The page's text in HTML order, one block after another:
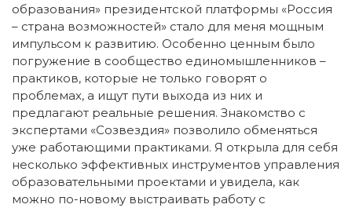
образования» президентской платформы «Россия
– страна возможностей» стало для меня мощным
импульсом к развитию. Особенно ценным было
погружение в сообщество единомышленников –
практиков, которые не только говорят о
проблемах, а ищут пути выхода из них и
предлагают реальные решения. Знакомство с
экспертами «Созвездия» позволило обменяться
уже работающими практиками. Я открыла для себя
несколько эффективных инструментов управления
образовательными проектами и увидела, как
можно по-новому выстраивать работу с